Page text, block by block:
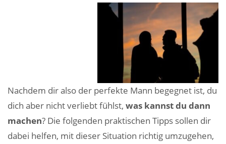
Nachdem dir also der perfekte Mann begegnet ist, du
dich aber nicht verliebt fühlst, was kannst du dann
machen? Die folgenden praktischen Tipps sollen dir
dabei helfen, mit dieser Situation richtig umzugehen,